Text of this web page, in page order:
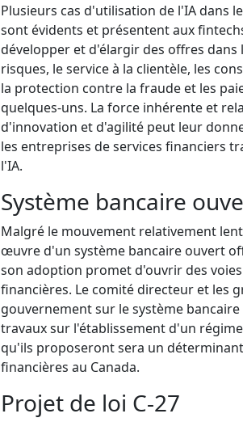
Plusieurs cas d'utilisation de l'IA dans
sont évidents et présentent aux
développer et d'élargir des offres dans
risques, le service à la clientèle, les
la protection contre la fraude et les
quelques-uns. La force inhérente et
d'innovation et d'agilité peut leur
les entreprises de services financiers
l'IA.
Système bancaire
Malgré le mouvement relativement
œuvre d'un système bancaire ouvert
son adoption promet d'ouvrir des
financières. Le comité directeur et les
gouvernement sur le système
travaux sur l'établissement d'un
qu'ils proposeront sera un
financières au Canada.
Projet de loi C-27